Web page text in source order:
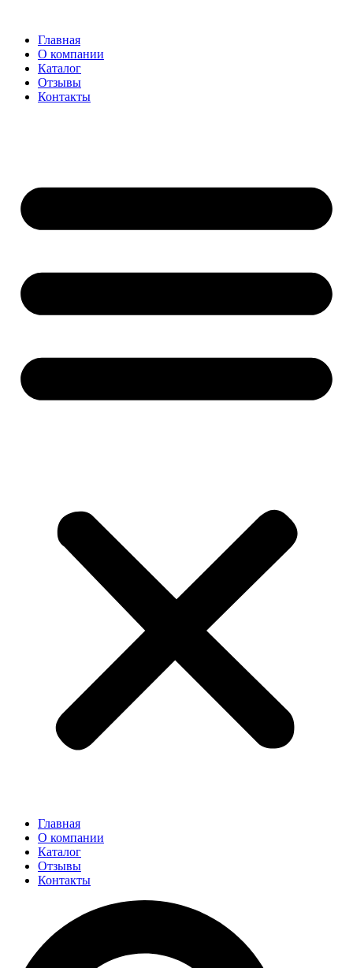
Главная
О компании
Каталог
Отзывы
Контакты
Главная
О компании
Каталог
Отзывы
Контакты